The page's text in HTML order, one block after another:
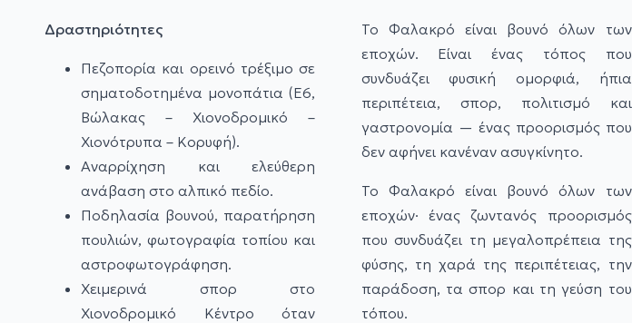
Δραστηριότητες
Πεζοπορία και ορεινό τρέξιμο σε
σηματοδοτημένα μονοπάτια (Ε6,
Βώλακας – Χιονοδρομικό –
Χιονότρυπα – Κορυφή).
Αναρρίχηση και ελεύθερη
ανάβαση στο αλπικό πεδίο.
Ποδηλασία βουνού, παρατήρηση
πουλιών, φωτογραφία τοπίου και
αστροφωτογράφηση.
Χειμερινά σπορ στο
Χιονοδρομικό Κέντρο όταν
Το Φαλακρό είναι βουνό όλων των
εποχών. Είναι ένας τόπος που
συνδυάζει φυσική ομορφιά, ήπια
περιπέτεια, σπορ, πολιτισμό και
γαστρονομία — ένας προορισμός που
δεν αφήνει κανέναν ασυγκίνητο.
Το Φαλακρό είναι βουνό όλων των
εποχών· ένας ζωντανός προορισμός
που συνδυάζει τη μεγαλοπρέπεια της
φύσης, τη χαρά της περιπέτειας, την
παράδοση, τα σπορ και τη γεύση του
τόπου.